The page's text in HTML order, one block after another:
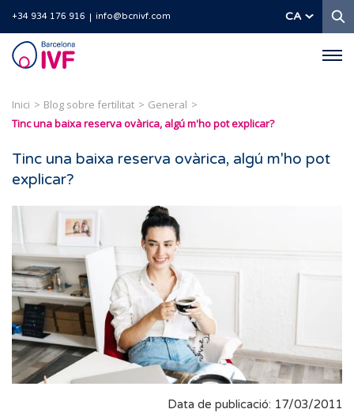
+34 934 176 916 info@bcnivf.com CA
Barcelona
IVF
Inici Blog sobre fertilitat
General
Tinc una baixa reserva ovàrica, algú m'ho pot explicar?
Tinc una baixa reserva ovàrica, algú m'ho pot
explicar?
Data de publicació: 17/03/2011